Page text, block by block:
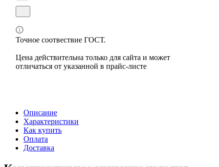
Точное соотвествие ГОСТ.
Цена действительна только для сайта и может
отличаться от указанной в прайс-листе
Описание
Характеристики
Как купить
Оплата
Доставка